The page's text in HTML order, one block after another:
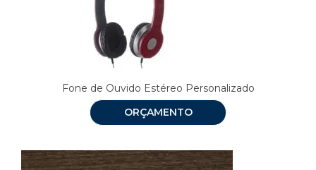
Fone de Ouvido Estéreo Personalizado
ORÇAMENTO